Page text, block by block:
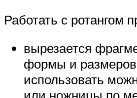
Работать с ротангом
вырезается
формы и
использовать